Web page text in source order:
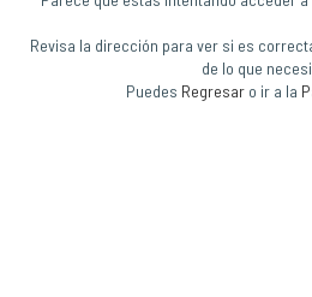
Revisa la dirección para ver si es
de lo que
Puedes Regresar o ir a la